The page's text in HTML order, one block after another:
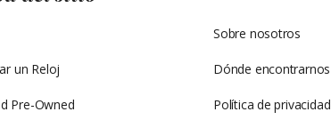
un Reloj
Pre-Owned
Sobre nosotros
Dónde encontrarnos
Política de privacidad